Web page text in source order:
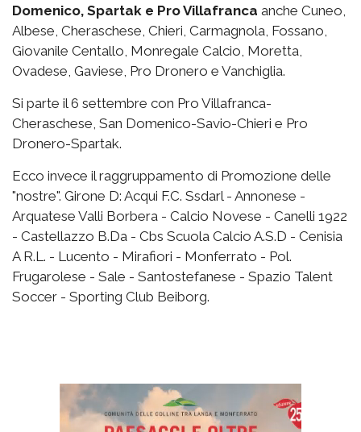
Domenico, Spartak e Pro Villafranca anche Cuneo,
Albese, Cheraschese, Chieri, Carmagnola, Fossano,
Giovanile Centallo, Monregale Calcio, Moretta,
Ovadese, Gaviese, Pro Dronero e Vanchiglia.
Si parte il 6 settembre con Pro Villafranca-
Cheraschese, San Domenico-Savio-Chieri e Pro
Dronero-Spartak.
Ecco invece il raggruppamento di Promozione delle
"nostre". Girone D: Acqui F.C. Ssdarl - Annonese -
Arquatese Valli Borbera - Calcio Novese - Canelli 1922
- Castellazzo B.Da - Cbs Scuola Calcio A.S.D - Cenisia
A R.L. - Lucento - Mirafiori - Monferrato - Pol.
Frugarolese - Sale - Santostefanese - Spazio Talent
Soccer - Sporting Club Beiborg.